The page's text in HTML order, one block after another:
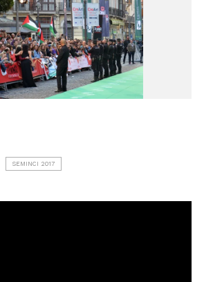
SEMINCI 2017